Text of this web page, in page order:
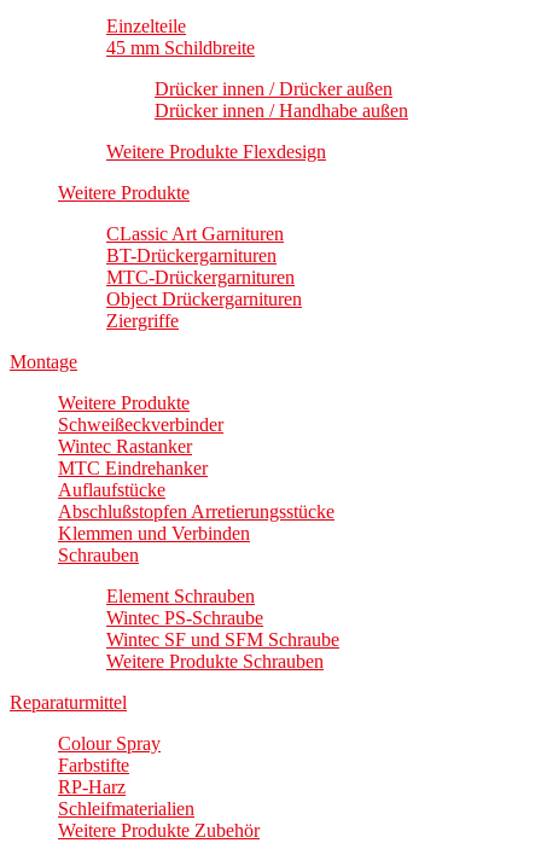
Einzelteile
45 mm Schildbreite
Drücker innen / Drücker außen
Drücker innen / Handhabe außen
Weitere Produkte Flexdesign
Weitere Produkte
CLassic Art Garnituren
BT-Drückergarnituren
MTC-Drückergarnituren
Object Drückergarnituren
Ziergriffe
Montage
Weitere Produkte
Schweißeckverbinder
Wintec Rastanker
MTC Eindrehanker
Auflaufstücke
Abschlußstopfen Arretierungsstücke
Klemmen und Verbinden
Schrauben
Element Schrauben
Wintec PS-Schraube
Wintec SF und SFM Schraube
Weitere Produkte Schrauben
Reparaturmittel
Colour Spray
Farbstifte
RP-Harz
Schleifmaterialien
Weitere Produkte Zubehör